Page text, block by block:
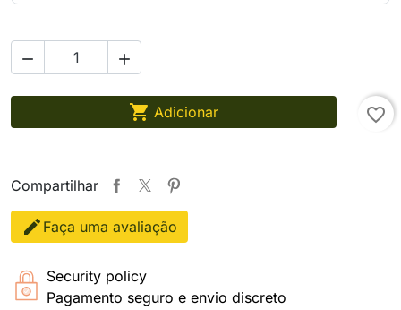
 
 Adicionar favorite_border
Compartilhar
Faça uma avaliação
Security policy
Pagamento seguro e envio discreto